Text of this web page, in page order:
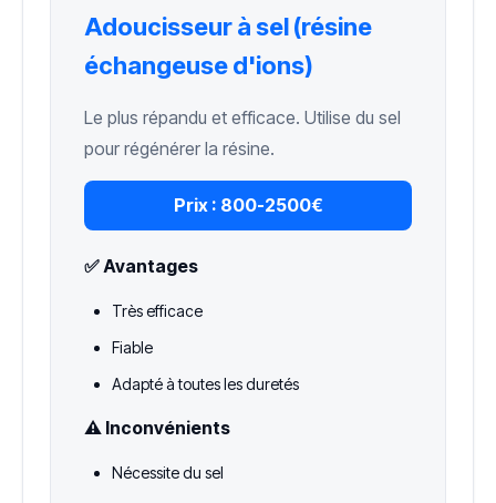
Adoucisseur à sel (résine
échangeuse d'ions)
Le plus répandu et efficace. Utilise du sel
pour régénérer la résine.
Prix : 800-2500€
✅ Avantages
Très efficace
Fiable
Adapté à toutes les duretés
⚠️ Inconvénients
Nécessite du sel